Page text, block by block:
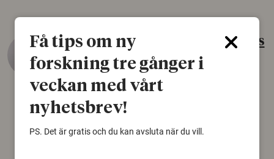
Gammalt skinn var Sveriges
äldsta sko
22 juni 2026
Det som arkeologer länge trodde var en
björnfäll visar sig vara delar av en 2000 år
gammal sko. Fyndet bär spår av romerskt
Få tips om ny
forskning tre gånger i
veckan med vårt
nyhetsbrev!
PS. Det är gratis och du kan avsluta när du vill.